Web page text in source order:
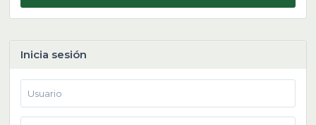
Inicia sesión